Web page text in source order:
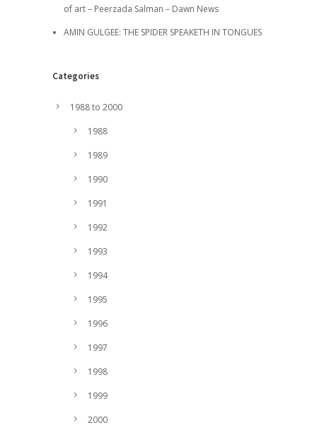
of art – Peerzada Salman – Dawn News
AMIN GULGEE: THE SPIDER SPEAKETH IN TONGUES
Categories
1988 to 2000
1988
1989
1990
1991
1992
1993
1994
1995
1996
1997
1998
1999
2000